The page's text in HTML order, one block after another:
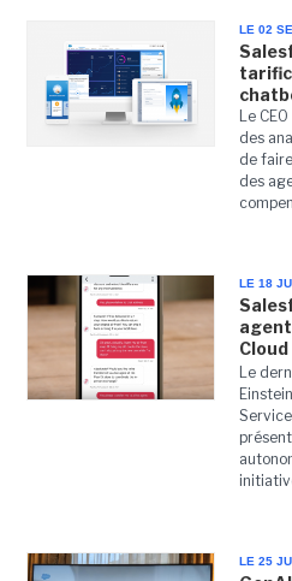
LE 02
Le
des
de
des
LE 18
Cloud
Le
LE 25